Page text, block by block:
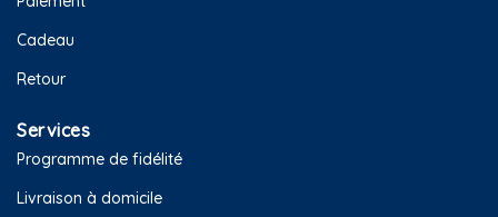
Cadeau
Retour
Services
Programme de fidélité
Livraison à domicile